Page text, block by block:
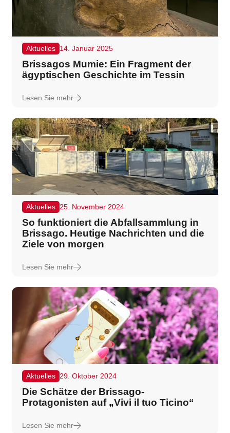
Aktuelles 14. Januar 2025
Brissagos Mumie: Ein Fragment der
ägyptischen Geschichte im Tessin
Lesen Sie mehr
Aktuelles 25. November 2024
So funktioniert die Abfallsammlung in
Brissago. Heutige Nachrichten und die
Ziele von morgen
Lesen Sie mehr
Aktuelles 29. Oktober 2024
Die Schätze der Brissago-
Protagonisten auf „Vivi il tuo Ticino“
Lesen Sie mehr